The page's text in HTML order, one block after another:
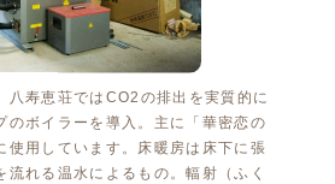
八寿恵荘ではCO2の排出を実質的に
のボイラーを導入。主に「華密恋の
使用しています。床暖房は床下に張
流れる温水によるもの。輻射（ふく